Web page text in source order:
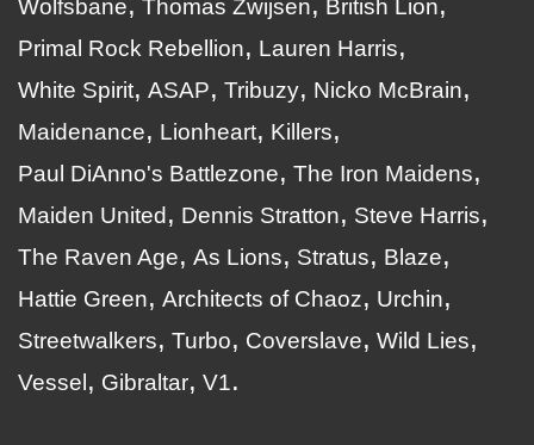
Wolfsbane
Thomas Zwijsen
British Lion
Primal Rock Rebellion
Lauren Harris
White Spirit ASAP Tribuzy
Nicko McBrain
Maidenance
Lionheart
Killers
Paul DiAnno's Battlezone
The Iron Maidens
Maiden United
Dennis Stratton
Steve Harris
The Raven Age
As Lions Stratus
Blaze
Hattie Green
Architects of Chaoz
Urchin
Streetwalkers
Turbo Coverslave
Wild Lies
Vessel
Gibraltar V1